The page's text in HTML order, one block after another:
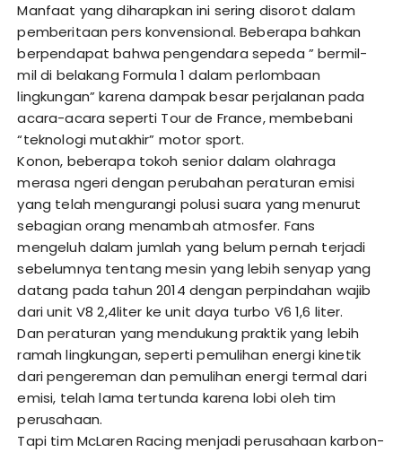
Manfaat yang diharapkan ini sering disorot dalam
pemberitaan pers konvensional. Beberapa bahkan
berpendapat bahwa pengendara sepeda ” bermil-
mil di belakang Formula 1 dalam perlombaan
lingkungan” karena dampak besar perjalanan pada
acara-acara seperti Tour de France, membebani
“teknologi mutakhir” motor sport.
Konon, beberapa tokoh senior dalam olahraga
merasa ngeri dengan perubahan peraturan emisi
yang telah mengurangi polusi suara yang menurut
sebagian orang menambah atmosfer. Fans
mengeluh dalam jumlah yang belum pernah terjadi
sebelumnya tentang mesin yang lebih senyap yang
datang pada tahun 2014 dengan perpindahan wajib
dari unit V8 2,4liter ke unit daya turbo V6 1,6 liter.
Dan peraturan yang mendukung praktik yang lebih
ramah lingkungan, seperti pemulihan energi kinetik
dari pengereman dan pemulihan energi termal dari
emisi, telah lama tertunda karena lobi oleh tim
perusahaan.
Tapi tim McLaren Racing menjadi perusahaan karbon-